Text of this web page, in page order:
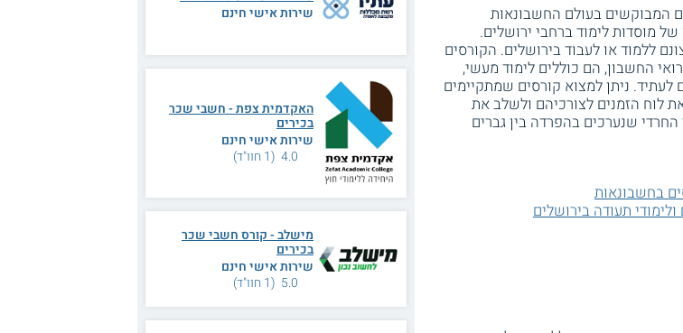
המבוקשים בעולם החשבונאות
של מוסדות לימוד ברחבי ירושלים.
ללמוד או לעבוד בירושלים. הקורסים
החשבון, הם כוללים לימוד מעשי,
ניתן למצוא קורסים שמתקיימים
לוח הזמנים לצורכיהם ולשלב את
שנערכים בהפרדה בין גברים
בחשבונאות
ולימודי תעודה בירושלים
שירות אישי חינם
האקדמית צפת - חשבי שכר
בכירים
שירות אישי חינם
4.0 (1 חוו"ד)
מישלב - קורס חשבי שכר
בכירים
שירות אישי חינם
5.0 (1 חוו"ד)